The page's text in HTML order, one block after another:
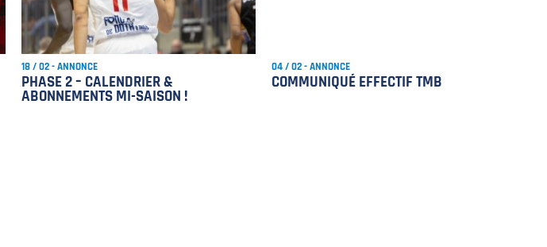
18 / 02 - ANNONCE
PHASE 2 – CALENDRIER &
ABONNEMENTS MI-SAISON !
04 / 02 - ANNONCE
COMMUNIQUÉ EFFECTIF TMB